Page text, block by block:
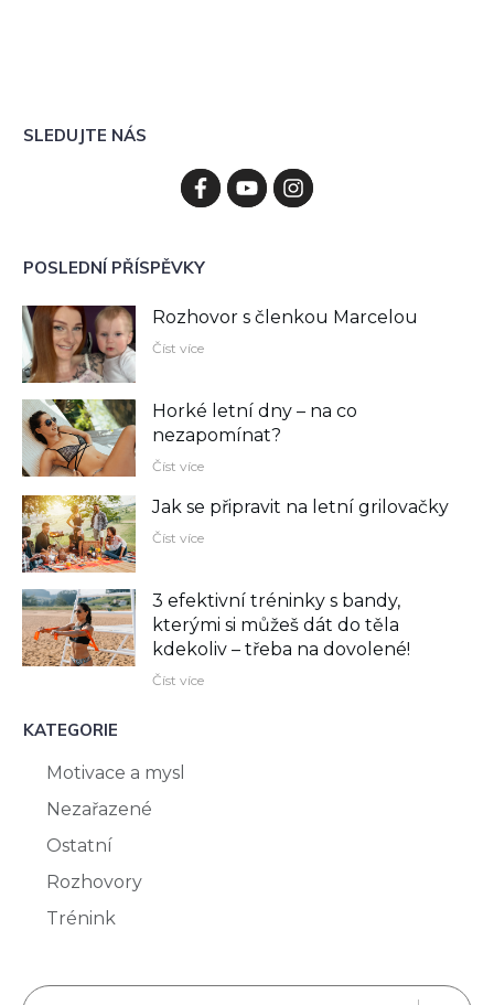
SLEDUJTE NÁS
POSLEDNÍ PŘÍSPĚVKY
Rozhovor s členkou Marcelou
Číst více
Horké letní dny – na co
nezapomínat?
Číst více
Jak se připravit na letní grilovačky
Číst více
3 efektivní tréninky s bandy,
kterými si můžeš dát do těla
kdekoliv –⁠ třeba na dovolené!
Číst více
KATEGORIE
Motivace a mysl
Nezařazené
Ostatní
Rozhovory
Trénink